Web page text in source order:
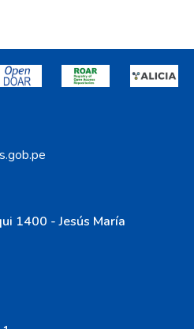
1400 - Jesús María